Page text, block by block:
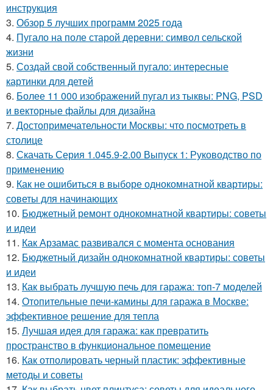
инструкция
3. Обзор 5 лучших программ 2025 года
4. Пугало на поле старой деревни: символ сельской
жизни
5. Создай свой собственный пугало: интересные
картинки для детей
6. Более 11 000 изображений пугал из тыквы: PNG, PSD
и векторные файлы для дизайна
7. Достопримечательности Москвы: что посмотреть в
столице
8. Скачать Серия 1.045.9-2.00 Выпуск 1: Руководство по
применению
9. Как не ошибиться в выборе однокомнатной квартиры:
советы для начинающих
10. Бюджетный ремонт однокомнатной квартиры: советы
и идеи
11. Как Арзамас развивался с момента основания
12. Бюджетный дизайн однокомнатной квартиры: советы
и идеи
13. Как выбрать лучшую печь для гаража: топ-7 моделей
14. Отопительные печи-камины для гаража в Москве:
эффективное решение для тепла
15. Лучшая идея для гаража: как превратить
пространство в функциональное помещение
16. Как отполировать черный пластик: эффективные
методы и советы